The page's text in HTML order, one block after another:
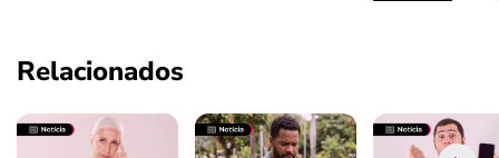
Relacionados